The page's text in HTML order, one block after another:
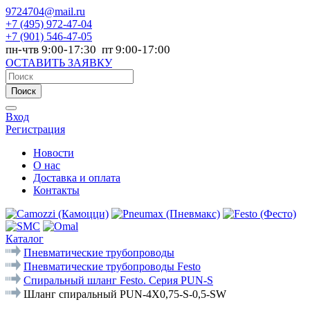
9724704@mail.ru
+7 (495) 972-47-04
+7 (901) 546-47-05
пн-чтв 9:00-17:30 пт 9:00-17:00
ОСТАВИТЬ ЗАЯВКУ
Поиск
Вход
Регистрация
Новости
О нас
Доставка и оплата
Контакты
Каталог
Пневматические трубопроводы
Пневматические трубопроводы Festo
Спиральный шланг Festo. Серия PUN-S
Шланг спиральный PUN-4X0,75-S-0,5-SW